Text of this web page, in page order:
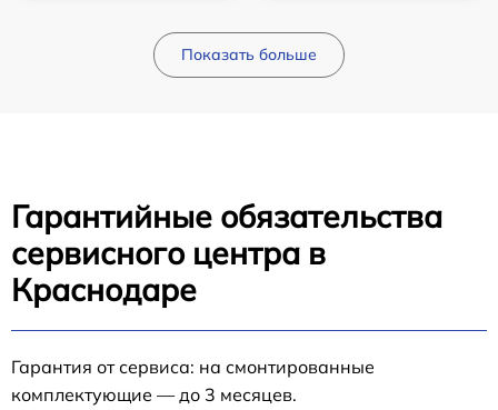
Показать больше
Гарантийные обязательства
сервисного центра в
Краснодаре
Гарантия от сервиса: на смонтированные
комплектующие — до 3 месяцев.